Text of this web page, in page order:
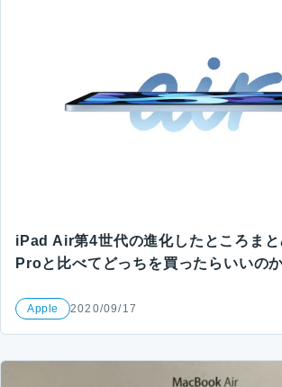
iPad Air第4世代の進化したところま
Proと比べてどっちを買ったらいいの
Apple 2020/09/17